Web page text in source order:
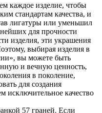
каждое изделие, чтобы
стандартам качества, и
лигатуры или уменьшил
для прочности
изделия, эти украшения
выбирая изделия в
вы можете быть
и вечную ценность,
в поколение,
для создания
исключительное качество
57 граней. Если